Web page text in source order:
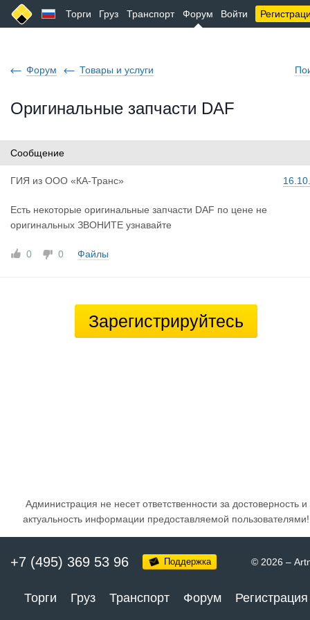
Торги Груз Транспорт Форум Войти
Форум Товары и услуги
Оригинальные запчасти DAF
Сообщение
ГИЯ из ООО «КА-Транс»
Есть некоторые оригинальные запчасти DAF по цене не
оригинальных ЗВОНИТЕ узнавайте
0 0 Файлы
Зарегистрируйтесь
Администрация не несет ответственности за достоверность и
актуальность информации предоставляемой пользователями!
+7 (495) 369 53 96 Поддержка © 2026 –
Торги Груз Транспорт Форум Регистрация